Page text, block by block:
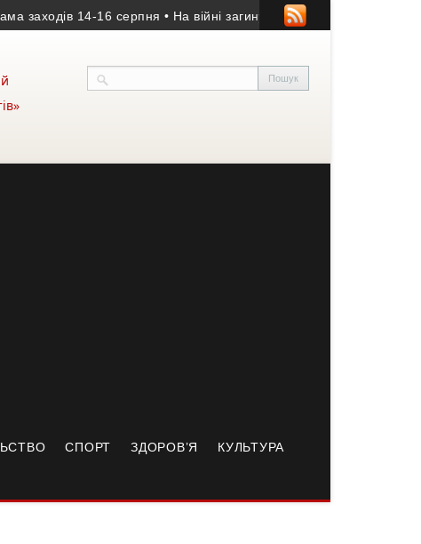
14-16 серпня • На війні загинув 20-річний оператор БпЛА із
СПОРТ ЗДОРОВ’Я КУЛЬТУРА